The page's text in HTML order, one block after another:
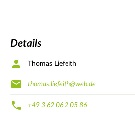
Details
Thomas Liefeith
thomas.liefeith@web.de
+49 3 62 06 2 05 86